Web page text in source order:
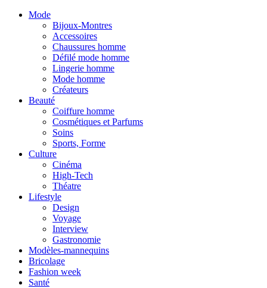
Mode
Bijoux-Montres
Accessoires
Chaussures homme
Défilé mode homme
Lingerie homme
Mode homme
Créateurs
Beauté
Coiffure homme
Cosmétiques et Parfums
Soins
Sports, Forme
Culture
Cinéma
High-Tech
Théatre
Lifestyle
Design
Voyage
Interview
Gastronomie
Modèles-mannequins
Bricolage
Fashion week
Santé